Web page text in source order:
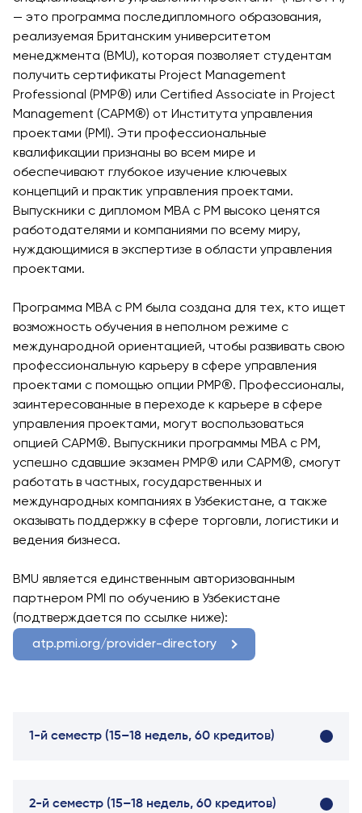
Корпоративным
Членство в
Профессиональных
Ассоциациях
Международное
Партнерство
Queen Margaret
University
Центр Прикладных
Академические
Не
Академические
Вакансии
Заявка и сборы
Магистратура
Описание
Подготовительные
Курсы
Программа Pre-
Master’s
Подготовка к
Expert и Power
BI Data Analyst.
Лидерство с
Использованием
Искусственного
Интеллекта и
Бизнес-
Информатики
PMI
Сертификация
Гранты и
Стипендии
прямом
поступлении на
2026 год
Студенческая
жизнь
Students'
Что нового?
Статьи
— это программа последипломного образования,
реализуемая Британским университетом
менеджмента (BMU), которая позволяет студентам
получить сертификаты Project Management
Professional (PMP®) или Certified Associate in Project
Management (CAPM®) от Института управления
проектами (PMI). Эти профессиональные
квалификации признаны во всем мире и
обеспечивают глубокое изучение ключевых
концепций и практик управления проектами.
Выпускники с дипломом MBA с PM высоко ценятся
работодателями и компаниями по всему миру,
нуждающимися в экспертизе в области управления
проектами.
Программа MBA с PM была создана для тех, кто ищет
возможность обучения в неполном режиме с
международной ориентацией, чтобы развивать свою
профессиональную карьеру в сфере управления
проектами с помощью опции PMP®. Профессионалы,
заинтересованные в переходе к карьере в сфере
управления проектами, могут воспользоваться
опцией CAPM®. Выпускники программы MBA с PM,
успешно сдавшие экзамен PMP® или CAPM®, смогут
работать в частных, государственных и
международных компаниях в Узбекистане, а также
оказывать поддержку в сфере торговли, логистики и
ведения бизнеса.
BMU является единственным авторизованным
партнером PMI по обучению в Узбекистане
(подтверждается по ссылке ниже):
atp.pmi.org/provider-directory
1-й семестр (15–18 недель, 60 кредитов)
2-й семестр (15–18 недель, 60 кредитов)